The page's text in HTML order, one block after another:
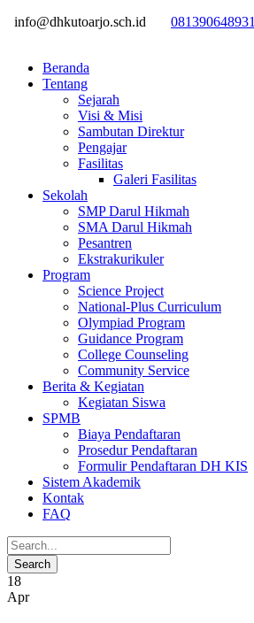
info@dhkutoarjo.sch.id
081390648931
Beranda
Tentang
Sejarah
Visi & Misi
Sambutan Direktur
Pengajar
Fasilitas
Galeri Fasilitas
Sekolah
SMP Darul Hikmah
SMA Darul Hikmah
Pesantren
Ekstrakurikuler
Program
Science Project
National-Plus Curriculum
Olympiad Program
Guidance Program
College Counseling
Community Service
Berita & Kegiatan
Kegiatan Siswa
SPMB
Biaya Pendaftaran
Prosedur Pendaftaran
Formulir Pendaftaran DH KIS
Sistem Akademik
Kontak
FAQ
18
Apr